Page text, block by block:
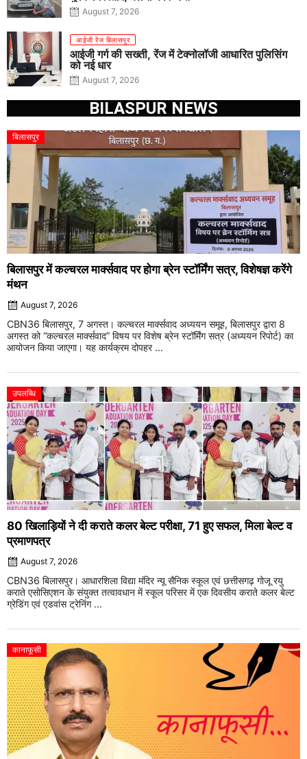
August 7, 2026
आईजी रेंज बिलासपुर
आईजी गर्ग की सख्ती, रेंज में टेक्नोलॉजी आधारित पुलिसिंग
को नई धार
August 7, 2026
BILASPUR NEWS
बिलासपुर
बिलासपुर में कल्चरल मार्क्सवाद पर होगा ब्रेन स्टॉर्मिंग सत्र, विशेषज्ञ करेंगे
मंथन
August 7, 2026
CBN36 बिलासपुर, 7 अगस्त। कल्चरल मार्क्सवाद अध्ययन समूह, बिलासपुर द्वारा 8
अगस्त को “कल्चरल मार्क्सवाद” विषय पर विशेष ब्रेन स्टॉर्मिंग सत्र (अध्ययन रिपोर्ट) का
आयोजन किया जाएगा। यह कार्यक्रम दोपहर ...
उपलब्धि
80 खिलाड़ियों ने दी कराते कलर बेल्ट परीक्षा, 71 हुए सफल, मिला बेल्ट व
प्रमाणपत्र
August 7, 2026
CBN36 बिलासपुर। आधारशिला विद्या मंदिर न्यू सैनिक स्कूल एवं छत्तीसगढ़ गोजू रयु
कराते एसोसिएशन के संयुक्त तत्वावधान में स्कूल परिसर में एक दिवसीय कराते कलर बेल्ट
ग्रेडिंग एवं एडवांस ट्रेनिंग ...
कानाफूसी